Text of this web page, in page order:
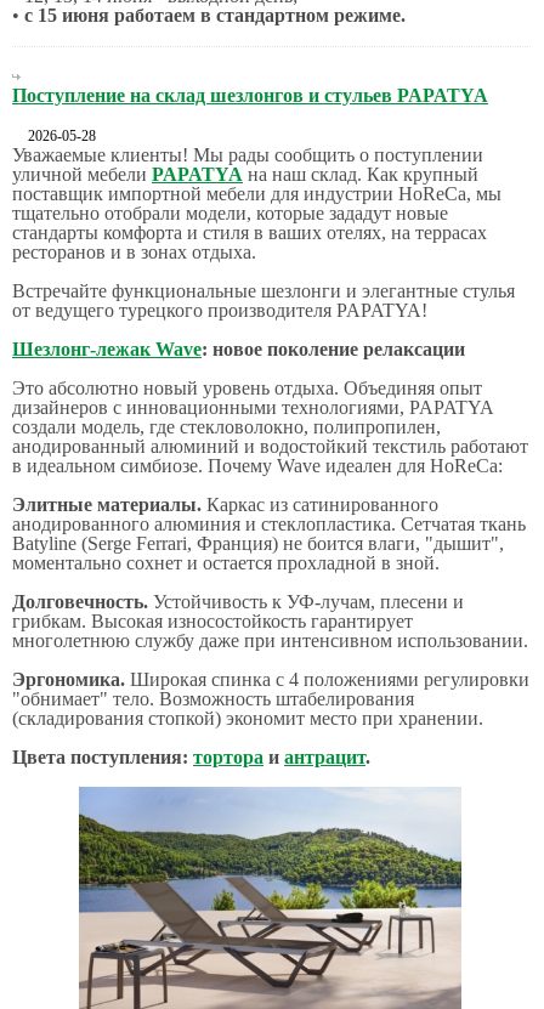
• с 15 июня работаем в стандартном режиме.
Поступление на склад шезлонгов и стульев PAPATYA
2026-05-28
Уважаемые клиенты! Мы рады сообщить о поступлении
уличной мебели PAPATYA на наш склад. Как крупный
поставщик импортной мебели для индустрии HoReCa, мы
тщательно отобрали модели, которые зададут новые
стандарты комфорта и стиля в ваших отелях, на террасах
ресторанов и в зонах отдыха.
Встречайте функциональные шезлонги и элегантные стулья
от ведущего турецкого производителя PAPATYA!
Шезлонг-лежак Wave: новое поколение релаксации
Это абсолютно новый уровень отдыха. Объединяя опыт
дизайнеров с инновационными технологиями, PAPATYA
создали модель, где стекловолокно, полипропилен,
анодированный алюминий и водостойкий текстиль работают
в идеальном симбиозе. Почему Wave идеален для HoReCa:
Элитные материалы. Каркас из сатинированного
анодированного алюминия и стеклопластика. Сетчатая ткань
Batyline (Serge Ferrari, Франция) не боится влаги, "дышит",
моментально сохнет и остается прохладной в зной.
Долговечность. Устойчивость к УФ-лучам, плесени и
грибкам. Высокая износостойкость гарантирует
многолетнюю службу даже при интенсивном использовании.
Эргономика. Широкая спинка с 4 положениями регулировки
"обнимает" тело. Возможность штабелирования
(складирования стопкой) экономит место при хранении.
Цвета поступления: тортора и антрацит.